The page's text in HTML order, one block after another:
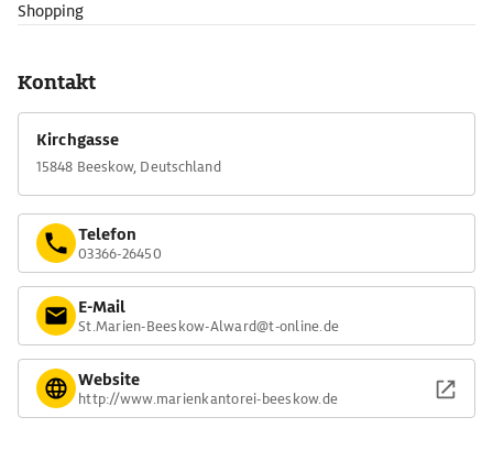
Shopping
Kontakt
Kirchgasse
15848 Beeskow, Deutschland
Telefon
03366-26450
E-Mail
St.Marien-Beeskow-Alward@t-online.de
Website
http://www.marienkantorei-beeskow.de